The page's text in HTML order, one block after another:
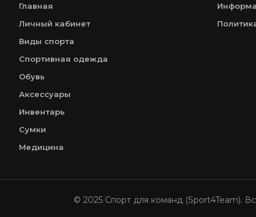
Главная
Личный кабинет
Виды спорта
Спортивная одежда
Обувь
Аксессуары
Инвентарь
Сумки
Медицина
© 2025 Спорт для команд (Sport4Team).